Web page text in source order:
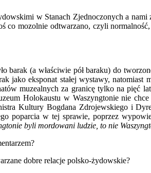
w Stanach Zjednoczonych a
mozolnie odtwarzano, czyli
(a właściwie pół baraku) do
jako eksponat stałej wystawy,
muzealnych za granicę tylko na pięć
Holokaustu w Waszyngtonie nie
Kultury Bogdana Zdrojewskiego i
poparcia w tej sprawie, poprzez
byli mordowani ludzie, to nie
dobre relacje polsko-żydowskie?